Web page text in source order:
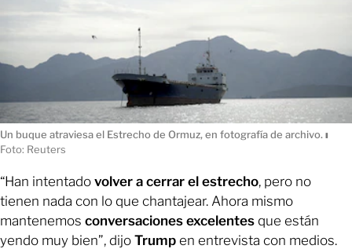
Un buque atraviesa el Estrecho de Ormuz, en fotografía de archivo. ı
Foto: Reuters
“Han intentado volver a cerrar el estrecho, pero no
tienen nada con lo que chantajear. Ahora mismo
mantenemos conversaciones excelentes que están
yendo muy bien”, dijo Trump en entrevista con medios.